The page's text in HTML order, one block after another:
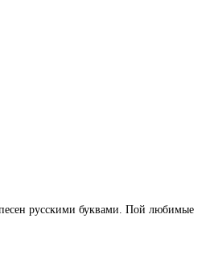
русскими буквами. Пой любимые